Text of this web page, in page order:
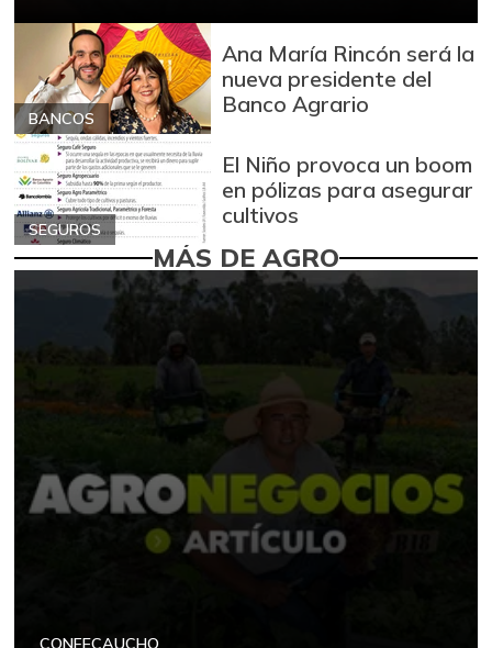
BANCOS
Ana María Rincón será la
nueva presidente del
Banco Agrario
SEGUROS
El Niño provoca un boom
en pólizas para asegurar
cultivos
MÁS DE AGRO
CONFECAUCHO